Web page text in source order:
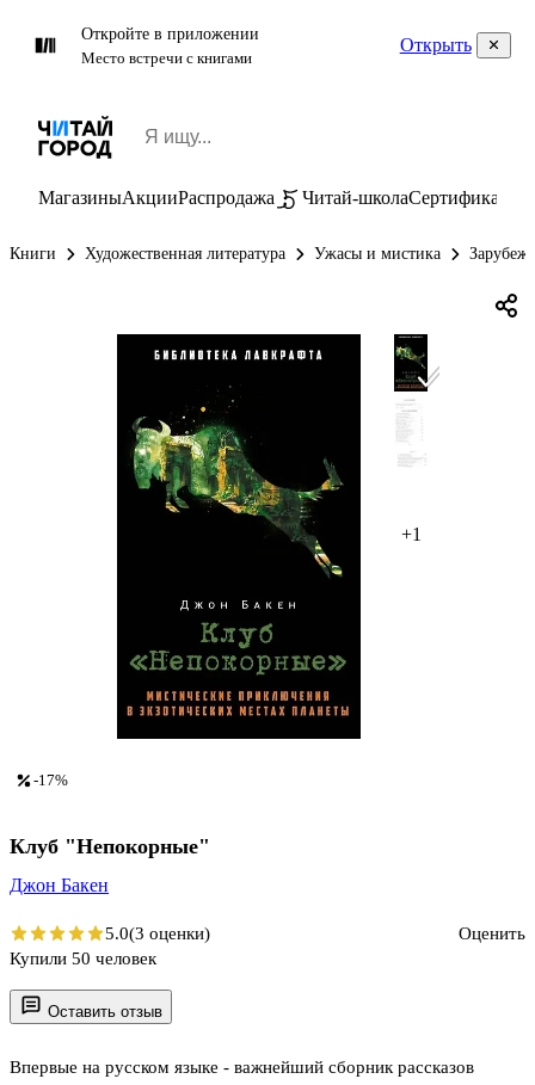
Откройте в приложении
Место встречи с книгами
Открыть
МагазиныАкцииРаспродажа Читай-школаСертификаты
Книги Художественная литература Ужасы и мистика
+1
Оставить отзыв
Впервые на русском языке - важнейший сборник рассказов
-17%
Клуб "Непокорные"
Джон Бакен
5.0(3 оценки)
Оценить
Купили 50 человек